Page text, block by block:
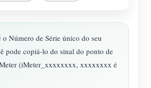
o Número de Série único do seu
pode copiá-lo do sinal do ponto de
(iMeter_xxxxxxxx, xxxxxxxx é